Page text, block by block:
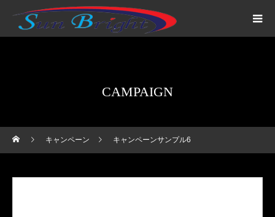
CAMPAIGN
キャンペーン キャンペーンサンプル6